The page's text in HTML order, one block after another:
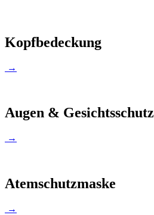
Kopfbedeckung
→
Augen & Gesichtsschutz
→
Atemschutzmaske
→